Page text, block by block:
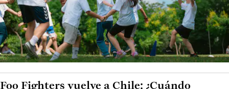
Foo Fighters vuelve a Chile: ¿Cuándo